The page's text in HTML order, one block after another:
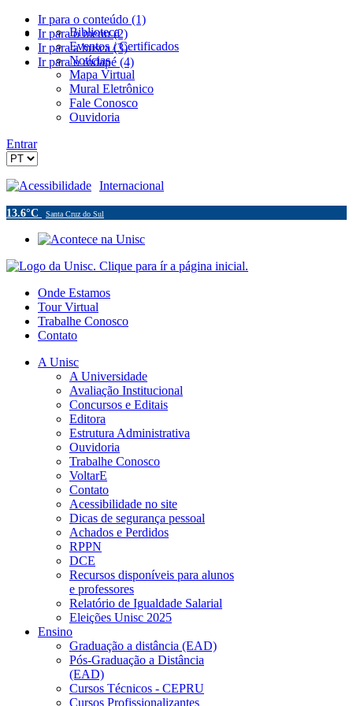
Ir para o conteúdo (1)
Ir para o menu (2)
Ir para a busca (3)
Ir para o rodapé (4)
Biblioteca
Eventos / Certificados
Notícias
Mapa Virtual
Mural Eletrônico
Fale Conosco
Ouvidoria
Entrar
Acessibilidade Internacional
13.6°C Santa Cruz do Sul
Onde Estamos
Tour Virtual
Trabalhe Conosco
Contato
A Unisc
A Universidade
Avaliação Institucional
Concursos e Editais
Editora
Estrutura Administrativa
Ouvidoria
Trabalhe Conosco
VoltarE
Contato
Acessibilidade no site
Dicas de segurança pessoal
Achados e Perdidos
RPPN
DCE
Recursos disponíveis para alunos
e professores
Relatório de Igualdade Salarial
Eleições Unisc 2025
Ensino
Graduação a distância (EAD)
Pós-Graduação a Distância
(EAD)
Cursos Técnicos - CEPRU
Cursos Profissionalizantes